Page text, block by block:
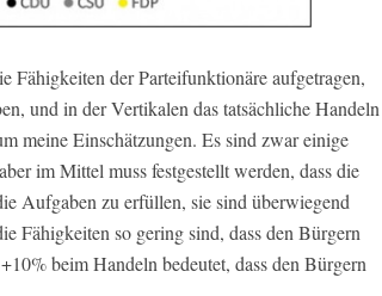
Fähigkeiten der Parteifunktionäre aufgetragen,
und in der Vertikalen das tatsächliche Handeln
meine Einschätzungen. Es sind zwar einige
im Mittel muss festgestellt werden, dass die
Aufgaben zu erfüllen, sie sind überwiegend
Fähigkeiten so gering sind, dass den Bürgern
beim Handeln bedeutet, dass den Bürgern